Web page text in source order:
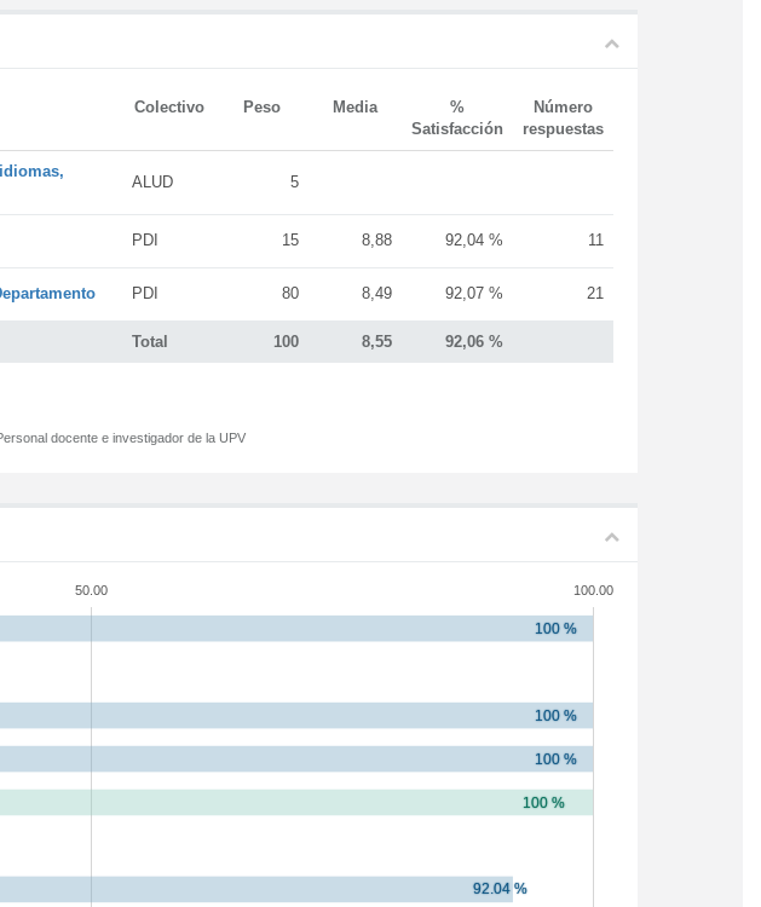
Colectivo Peso Media
%
Satisfacción
Número
respuestas
Total 100 8,55 92,06 %
ALUD 5
PDI 15 8,88 92,04 % 11
PDI 80 8,49 92,07 % 21
docente e investigador de la UPV
50.00 100.00